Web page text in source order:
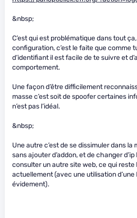
&nbsp;
C’est qui est problématique dans tout
configuration, c’est le faite que comme
d’identifiant il est facile de te suivre et
comportement.
Une façon d’être difficilement
masse c’est soit de spoofer certaines
n’est pas l’idéal.
&nbsp;
Une autre c’est de se dissimuler dans la
sans ajouter d’addon, et de changer d’ip
consulter un autre site web, ce qui reste
actuellement (avec une utilisation
évidement).